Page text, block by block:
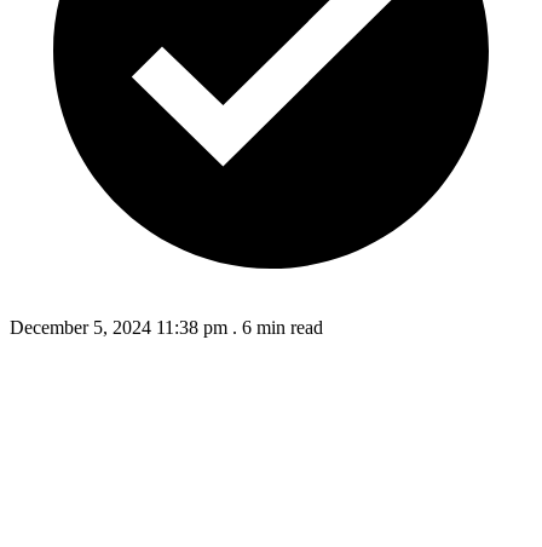
December 5, 2024 11:38 pm . 6 min read